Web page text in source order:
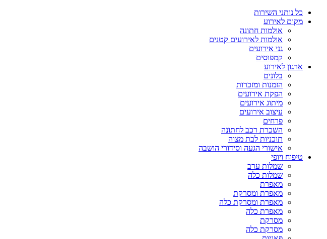
כל נותני השירות
מקום לאירוע
אולמות חתונה
אולמות לאירועים קטנים
גני אירועים
קמפוסים
ארגון לאירוע
בלונים
הזמנות ומזכרות
הפקת אירועים
מיתוג אירועים
עיצוב אירועים
פרחים
השכרת רכב לחתונה
תוכניות לבת מצוה
אישורי הגעה וסידורי הושבה
טיפוח ויופי
שמלות ערב
שמלות כלה
מאפרת
מאפרת ומסרקת
מאפרת ומסרקת כלה
מאפרת כלה
מסרקת
מסרקת כלה